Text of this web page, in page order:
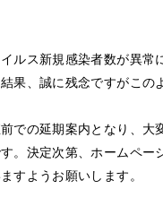
ルス新規感染者数が異常
果、誠に残念ですがこの
での延期案内となり、大
。決定次第、ホームペー
すようお願いします。